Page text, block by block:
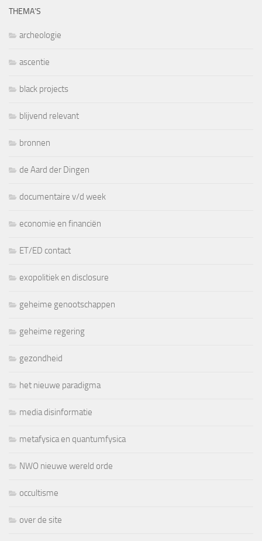
THEMA’S
archeologie
ascentie
black projects
blijvend relevant
bronnen
de Aard der Dingen
documentaire v/d week
economie en financiën
ET/ED contact
exopolitiek en disclosure
geheime genootschappen
geheime regering
gezondheid
het nieuwe paradigma
media disinformatie
metafysica en quantumfysica
NWO nieuwe wereld orde
occultisme
over de site